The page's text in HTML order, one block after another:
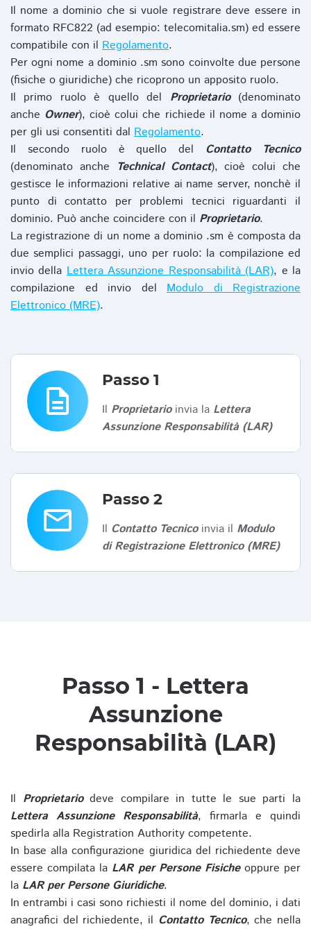
Il nome a dominio che si vuole registrare deve essere in
formato RFC822 (ad esempio: telecomitalia.sm) ed essere
compatibile con il Regolamento.
Per ogni nome a dominio .sm sono coinvolte due persone
(fisiche o giuridiche) che ricoprono un apposito ruolo.
Il primo ruolo è quello del Proprietario(denominato
anche Owner), cioè colui che richiede il nome a dominio
per gli usi consentiti dal Regolamento.
Il secondo ruolo è quello del Contatto Tecnico
(denominato anche Technical Contact), cioè colui che
gestisce le informazioni relative ai name server, nonchè il
punto di contatto per problemi tecnici riguardanti il
dominio. Può anche coincidere con il Proprietario.
La registrazione di un nome a dominio .sm è composta da
due semplici passaggi, uno per ruolo: la compilazione ed
invio dellaLettera Assunzione Responsabilità (LAR), e la
compilazione ed invio del Modulo di Registrazione
Elettronico (MRE).
description
Passo 1
Il Proprietarioinvia la Lettera
Assunzione Responsabilità (LAR)
email
Passo 2
Il Contatto Tecnicoinvia il Modulo
di Registrazione Elettronico (MRE)
Passo 1 - Lettera
Assunzione
Responsabilità (LAR)
Il Proprietariodeve compilare in tutte le sue parti la
Lettera Assunzione Responsabilità, firmarla e quindi
spedirla alla Registration Authority competente.
In base alla configurazione giuridica del richiedente deve
essere compilata la LAR per Persone Fisicheoppure per
la LAR per Persone Giuridiche.
In entrambi i casi sono richiesti il nome del dominio, i dati
anagrafici del richiedente, il Contatto Tecnico, che nella